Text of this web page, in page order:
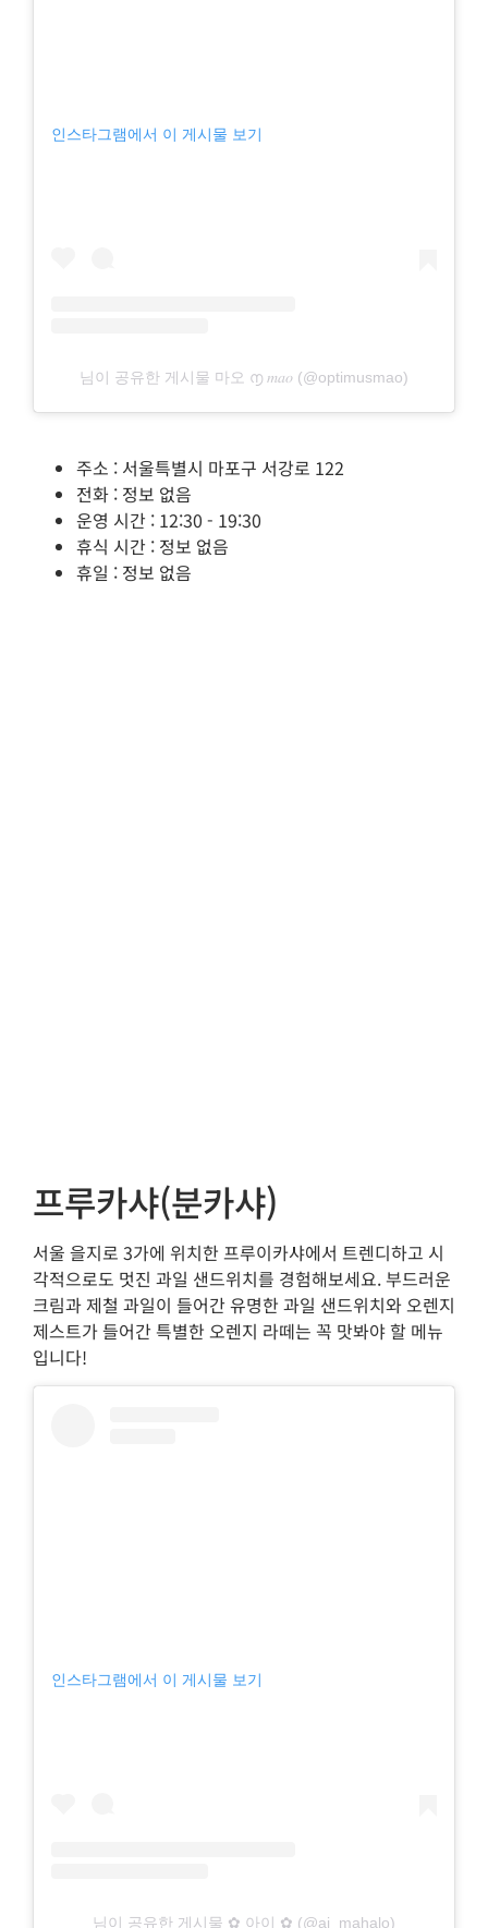
인스타그램에서 이 게시물 보기
님이 공유한 게시물 마오 ൱ 𝑚𝑎𝑜 (@optimusmao)
주소 : 서울특별시 마포구 서강로 122
전화 : 정보 없음
운영 시간 : 12:30 - 19:30
휴식 시간 : 정보 없음
휴일 : 정보 없음
프루카샤(분카샤)
서울 을지로 3가에 위치한 프루이카샤에서 트렌디하고 시
각적으로도 멋진 과일 샌드위치를 경험해보세요. 부드러운
크림과 제철 과일이 들어간 유명한 과일 샌드위치와 오렌지
제스트가 들어간 특별한 오렌지 라떼는 꼭 맛봐야 할 메뉴
입니다!
인스타그램에서 이 게시물 보기
님이 공유한 게시물 ✿ 아이 ✿ (@ai_mahalo)